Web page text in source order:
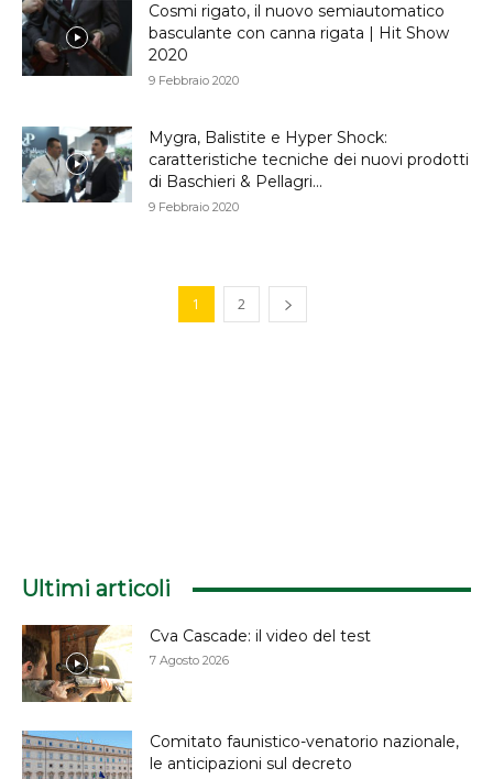
Cosmi rigato, il nuovo semiautomatico
basculante con canna rigata | Hit Show
2020
9 Febbraio 2020
Mygra, Balistite e Hyper Shock:
caratteristiche tecniche dei nuovi prodotti
di Baschieri & Pellagri...
9 Febbraio 2020
1 2
Ultimi articoli
Cva Cascade: il video del test
7 Agosto 2026
Comitato faunistico-venatorio nazionale,
le anticipazioni sul decreto